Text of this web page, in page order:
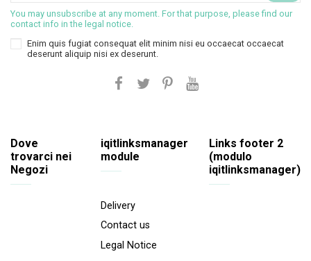
You may unsubscribe at any moment. For that purpose, please find our
contact info in the legal notice.
Enim quis fugiat consequat elit minim nisi eu occaecat occaecat
deserunt aliquip nisi ex deserunt.
Dove
trovarci nei
Negozi
iqitlinksmanager
module
Delivery
Contact us
Legal Notice
Links footer 2
(modulo
iqitlinksmanager)